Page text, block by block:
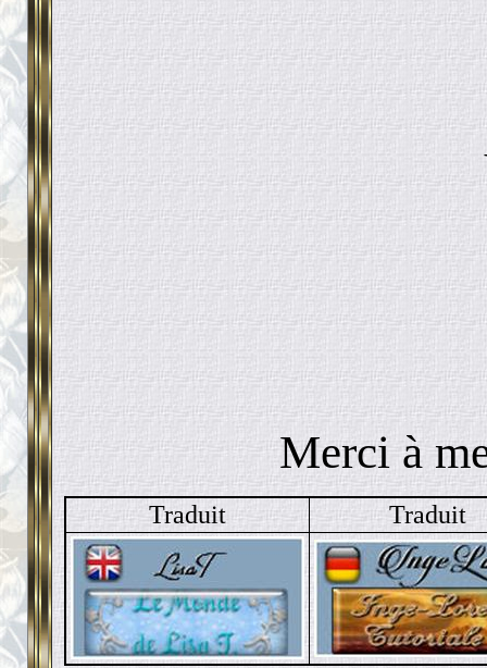
Merci à
Traduit Traduit